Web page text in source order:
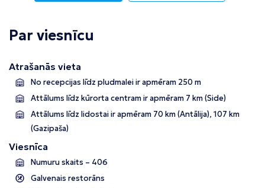
Par viesnīcu
Atrašanās vieta
No recepcijas līdz pludmalei ir apmēram 250 m
Attālums līdz kūrorta centram ir apmēram 7 km (Side)
Attālums līdz lidostai ir apmēram 70 km(Antālija), 107 km
(Gazipaša)
Viesnīca
Numuru skaits – 406
Galvenais restorāns